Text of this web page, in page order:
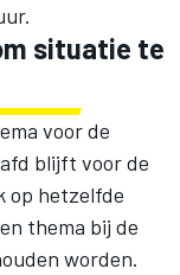
situatie te
voor de
blijft voor de
op hetzelfde
thema bij de
worden.